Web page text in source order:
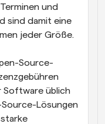
und
sind damit eine
jeder Größe.
Source-
Software üblich
Lösungen